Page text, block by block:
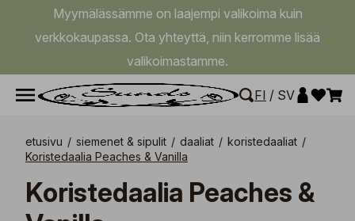
Myymälässämme on laajempi valikoima kuin
verkkokaupassa. Ota yhteyttä, niin kerromme lisää
valikoimastamme.
FI / SV
etusivu / siemenet & sipulit / daaliat / koristedaaliat /
Koristedaalia Peaches & Vanilla
Koristedaalia Peaches &